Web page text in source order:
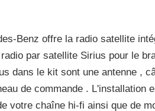
Benz offre la radio satellite
par satellite Sirius pour le
dans le kit sont une antenne ,
de commande . L'installation
votre chaîne hi-fi ainsi que de